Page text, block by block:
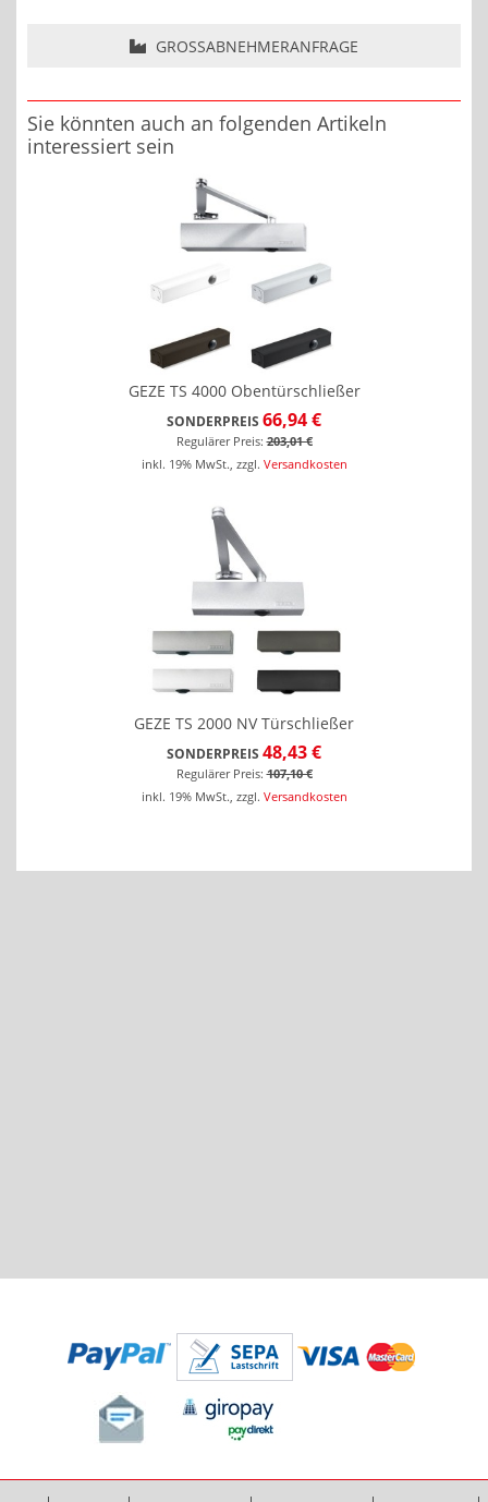
GROSSABNEHMERANFRAGE
Sie könnten auch an folgenden Artikeln
interessiert sein
GEZE TS 4000 Obentürschließer
SONDERPREIS 66,94 €
Regulärer Preis: 203,01 €
inkl. 19% MwSt., zzgl. Versandkosten
GEZE TS 2000 NV Türschließer
SONDERPREIS 48,43 €
Regulärer Preis: 107,10 €
inkl. 19% MwSt., zzgl. Versandkosten